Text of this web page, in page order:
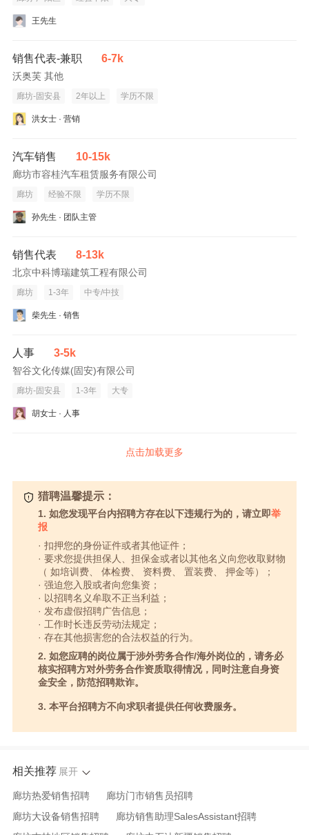
王先生
销售代表-兼职 6-7k
沃奥芙 其他
廊坊-固安县 2年以上 学历不限
洪女士 · 营销
汽车销售 10-15k
廊坊市容桂汽车租赁服务有限公司
廊坊 经验不限 学历不限
孙先生 · 团队主管
销售代表 8-13k
北京中科博瑞建筑工程有限公司
廊坊 1-3年 中专/中技
柴先生 · 销售
人事 3-5k
智谷文化传媒(固安)有限公司
廊坊-固安县 1-3年 大专
胡女士 · 人事
点击加载更多
猎聘温馨提示：
1. 如您发现平台内招聘方存在以下违规行为的，请立即举
报
· 扣押您的身份证件或者其他证件；
· 要求您提供担保人、担保金或者以其他名义向您收取财物
（ 如培训费、 体检费、 资料费、 置装费、 押金等）；
· 强迫您入股或者向您集资；
· 以招聘名义牟取不正当利益；
· 发布虚假招聘广告信息；
· 工作时长违反劳动法规定；
· 存在其他损害您的合法权益的行为。
2. 如您应聘的岗位属于涉外劳务合作/海外岗位的，请务必
核实招聘方对外劳务合作资质取得情况，同时注意自身资
金安全，防范招聘欺诈。
3. 本平台招聘方不向求职者提供任何收费服务。
相关推荐 展开
廊坊热爱销售招聘
廊坊门市销售员招聘
廊坊大设备销售招聘
廊坊销售助理SalesAssistant招聘